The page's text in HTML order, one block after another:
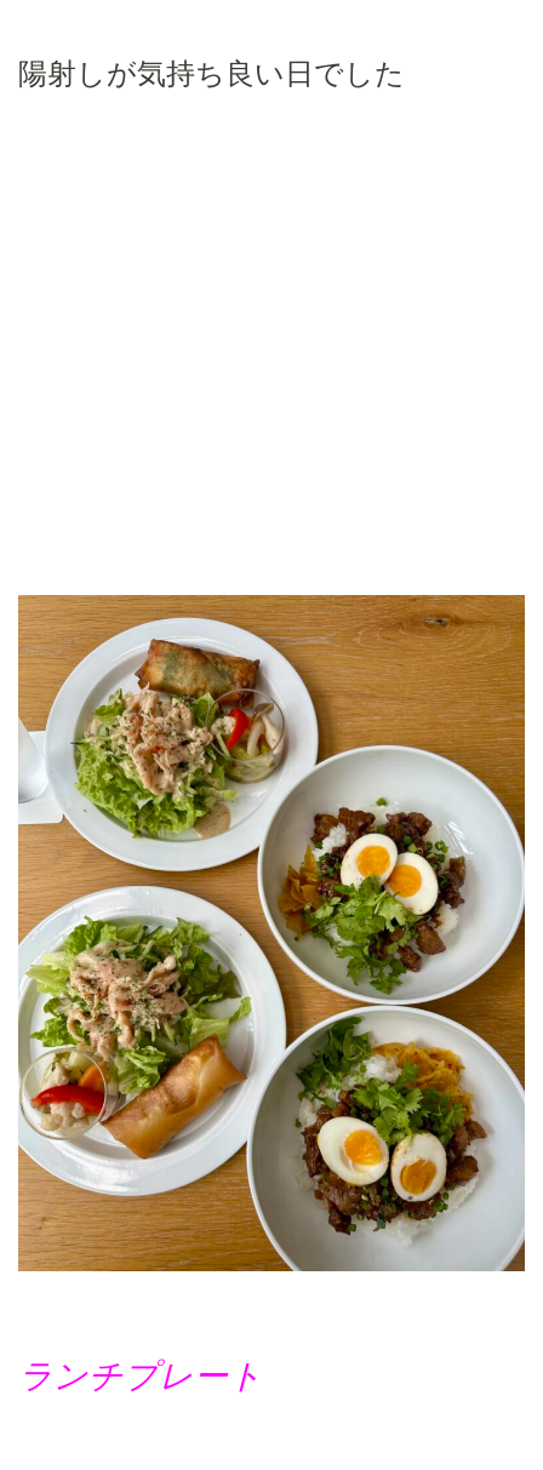
陽射しが気持ち良い日でした
ランチプレート